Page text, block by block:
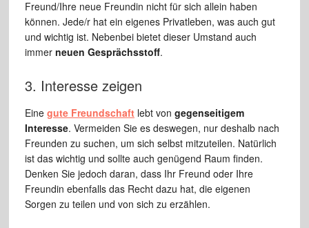
Freund/Ihre neue Freundin nicht für sich allein haben
können. Jede/r hat ein eigenes Privatleben, was auch gut
und wichtig ist. Nebenbei bietet dieser Umstand auch
immer neuen Gesprächsstoff.
3. Interesse zeigen
Eine gute Freundschaftlebt von gegenseitigem
Interesse. Vermeiden Sie es deswegen, nur deshalb nach
Freunden zu suchen, um sich selbst mitzuteilen. Natürlich
ist das wichtig und sollte auch genügend Raum finden.
Denken Sie jedoch daran, dass Ihr Freund oder Ihre
Freundin ebenfalls das Recht dazu hat, die eigenen
Sorgen zu teilen und von sich zu erzählen.